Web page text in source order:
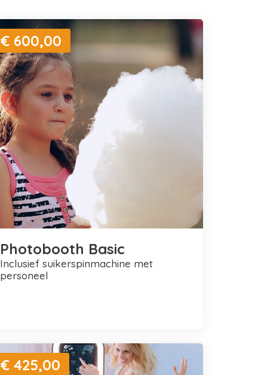
€ 600,00
Photobooth Basic
inclusief suikerspinmachine met
personeel
€ 425,00